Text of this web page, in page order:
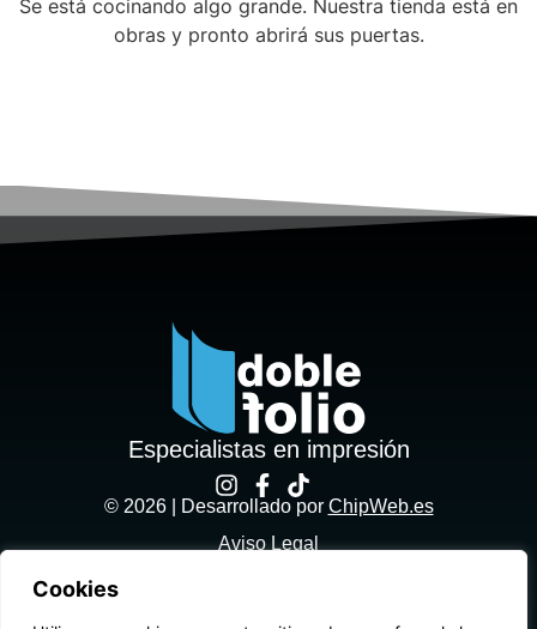
Cookies
Se está cocinando algo grande. Nuestra tienda está en
obras y pronto abrirá sus puertas.
Especialistas en impresión
© 2026 | Desarrollado por ChipWeb.es
Aviso Legal